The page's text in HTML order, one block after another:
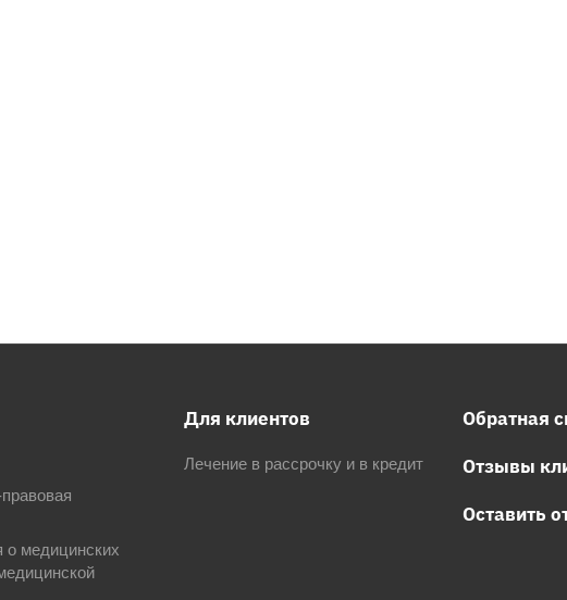
медицинских
Для клиентов
Лечение в рассрочку и в кредит
Обратная
Отзывы
Оставить